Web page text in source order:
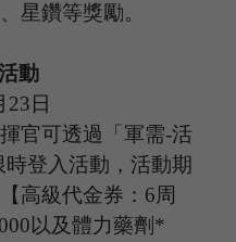
、星鑽等獎勵。
動
23 日
官可透過「軍需-活
登入活動，活動期
高級代金券： 6周
以及體力藥劑*